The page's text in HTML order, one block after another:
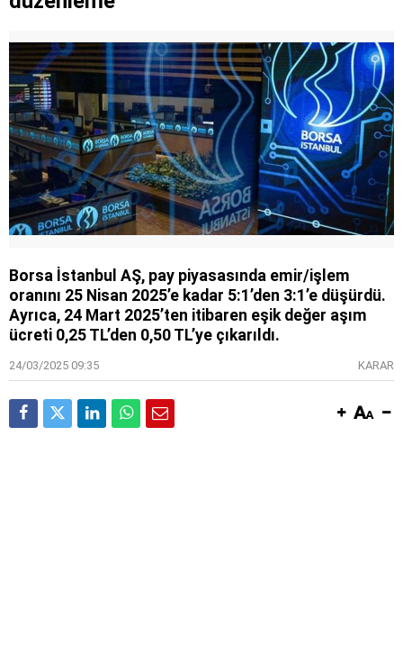
Borsa İstanbul AŞ, pay piyasasında emir/işlem
oranını 25 Nisan 2025’e kadar 5:1’den 3:1’e düşürdü.
Ayrıca, 24 Mart 2025’ten itibaren eşik değer aşım
ücreti 0,25 TL’den 0,50 TL’ye çıkarıldı.
24/03/2025 09:35 KARAR